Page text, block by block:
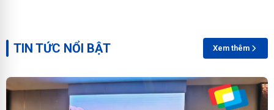
TIN TỨC NỔI BẬT Xem thêm